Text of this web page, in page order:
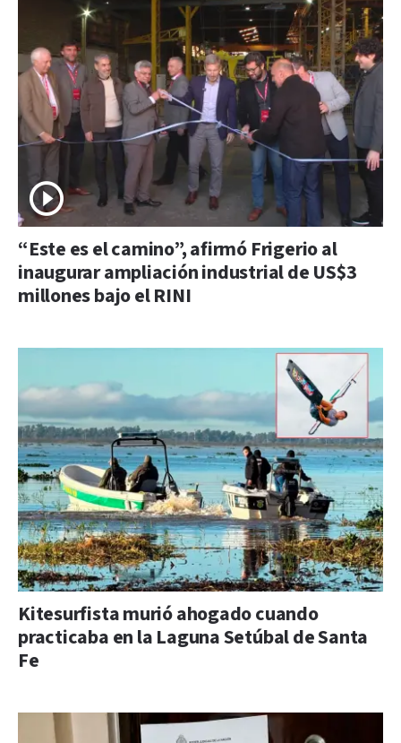
“Este es el camino”, afirmó Frigerio al
inaugurar ampliación industrial de US$3
millones bajo el RINI
Kitesurfista murió ahogado cuando
practicaba en la Laguna Setúbal de Santa
Fe